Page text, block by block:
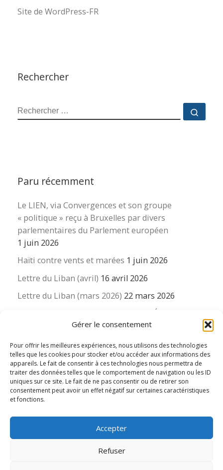
Gérer le consentement
Pour offrir les meilleures expériences, nous utilisons des technologies
telles que les cookies pour stocker et/ou accéder aux informations des
appareils. Le fait de consentir à ces technologies nous permettra de
traiter des données telles que le comportement de navigation ou les ID
uniques sur ce site. Le fait de ne pas consentir ou de retirer son
consentement peut avoir un effet négatif sur certaines caractéristiques
et fonctions.
Accepter
Refuser
Site de WordPress-FR
Rechercher
RECHERCHER
Paru récemment
Le LIEN, via Convergences et son groupe
« politique » reçu à Bruxelles par divers
parlementaires du Parlement européen
1 juin 2026
Haïti contre vents et marées 1 juin 2026
Lettre du Liban (avril) 16 avril 2026
Lettre du Liban (mars 2026) 22 mars 2026
La revue « Educateur » décapitée ? L’Éducation
nouvelle et ses liens avec la revue du Syndicat
16 mars 2026
© 2026
– Tous
droits réservés